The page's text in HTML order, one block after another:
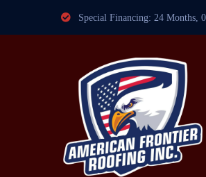
Special Financing: 24 Months,